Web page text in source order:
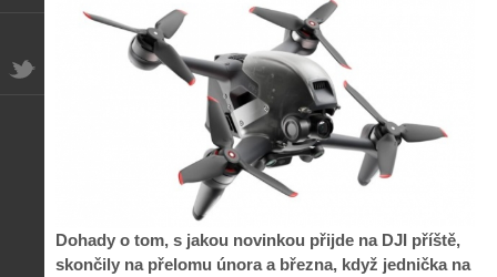
Dohady o tom, s jakou novinkou přijde na DJI příště,
skončily na přelomu února a března, když jednička na